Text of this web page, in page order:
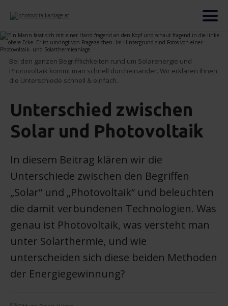
Bei den ganzen Begrifflichkeiten rund um Solarenergie und
Photovoltaik kommt man schnell durcheinander. Wir erklären Ihnen
die Unterschiede schnell & einfach.
Unterschied zwischen
Solar und Photovoltaik
In diesem Beitrag klären wir die
Unterschiede zwischen den Begriffen
„Solar“ und „Photovoltaik“ und beleuchten
die damit verbundenen Technologien. Was
genau ist Photovoltaik, was versteht man
unter Solarthermie, und wie
unterscheiden sich diese beiden Methoden
der Energiegewinnung?